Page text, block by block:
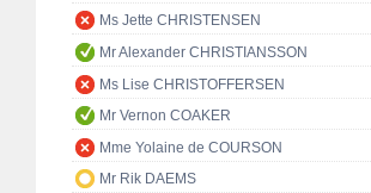
Ms Jette CHRISTENSEN
Mr Alexander CHRISTIANSSON
Ms Lise CHRISTOFFERSEN
Mr Vernon COAKER
Mme Yolaine de COURSON
Mr Rik DAEMS